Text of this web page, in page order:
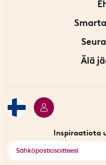
Älä
Inspiraatiota